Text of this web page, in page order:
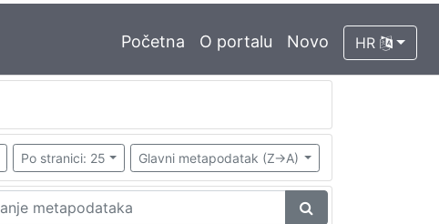
Početna O portalu Novo HR
Po stranici: 25 Glavni metapodatak (Z->A)